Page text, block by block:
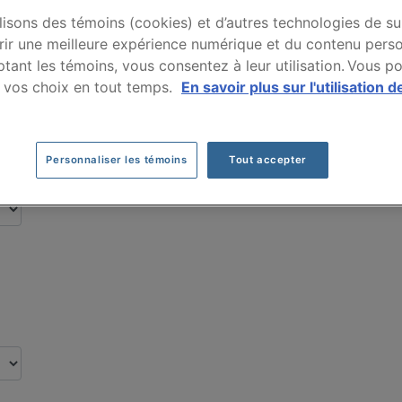
CADILLAC
clients pour leur assurance auto de
Cliquez ici pour économiser sur votre assurance auto
des témoins (cookies) et d’autres technologies de
une meilleure expérience numérique et du contenu
les témoins, vous consentez à leur utilisation. Vous
choix en tout temps. En savoir plus sur l'utilisation
Personnaliser les témoins Tout accepter